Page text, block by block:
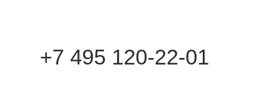
+7 495 120-22-01